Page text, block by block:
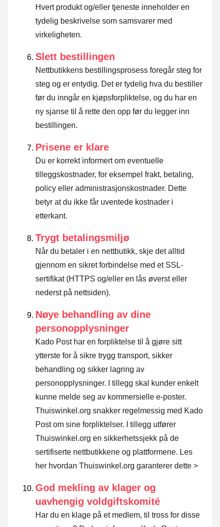
Hvert produkt og/eller tjeneste inneholder en
tydelig beskrivelse som samsvarer med
virkeligheten.
Slett bestillingen
Nettbutikkens bestillingsprosess foregår steg for
steg og er entydig. Det er tydelig hva du bestiller
før du inngår en kjøpsforpliktelse, og du har en
ny sjanse til å rette den opp før du legger inn
bestillingen.
Prisene er klare
Du er korrekt informert om eventuelle
tilleggskostnader, for eksempel frakt, betaling,
policy eller administrasjonskostnader. Dette
betyr at du ikke får uventede kostnader i
etterkant.
Trygt betalingsmiljø
Når du betaler i en nettbutikk, skje det alltid
gjennom en sikret forbindelse med et SSL-
sertifikat (HTTPS og/eller en lås øverst eller
nederst på nettsiden).
Nøye behandling av dine
personopplysninger
Kado Post har en forpliktelse til å gjøre sitt
ytterste for å sikre trygg transport, sikker
behandling og sikker lagring av
personopplysninger. I tillegg skal kunder enkelt
kunne melde seg av kommersielle e-poster.
Thuiswinkel.org snakker regelmessig med Kado
Post om sine forpliktelser. I tillegg utfører
Thuiswinkel.org en sikkerhetssjekk på de
sertifiserte nettbutikkene og plattformene. Les
her hvordan Thuiswinkel.org garanterer dette >
God mekling av klager og
uavhengig voldgiftskomité
Har du en klage på et medlem, til tross for disse